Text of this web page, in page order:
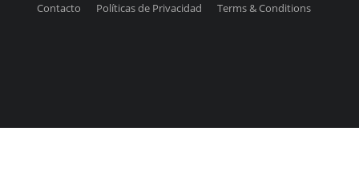
Contacto Políticas de Privacidad Terms & Conditions